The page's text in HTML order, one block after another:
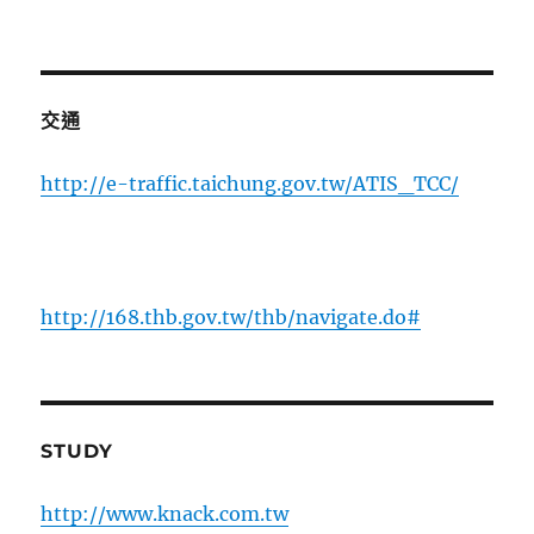
交通
http://e-traffic.taichung.gov.tw/ATIS_TCC/
http://168.thb.gov.tw/thb/navigate.do#
STUDY
http://www.knack.com.tw